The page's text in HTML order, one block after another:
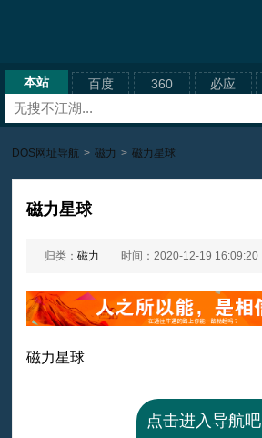
本站 百度 360 必应
DOS网址导航 > 磁力 > 磁力星球
磁力星球
归类：磁力 时间：2020-12-19 16:09:20
磁力星球
点击进入导航吧